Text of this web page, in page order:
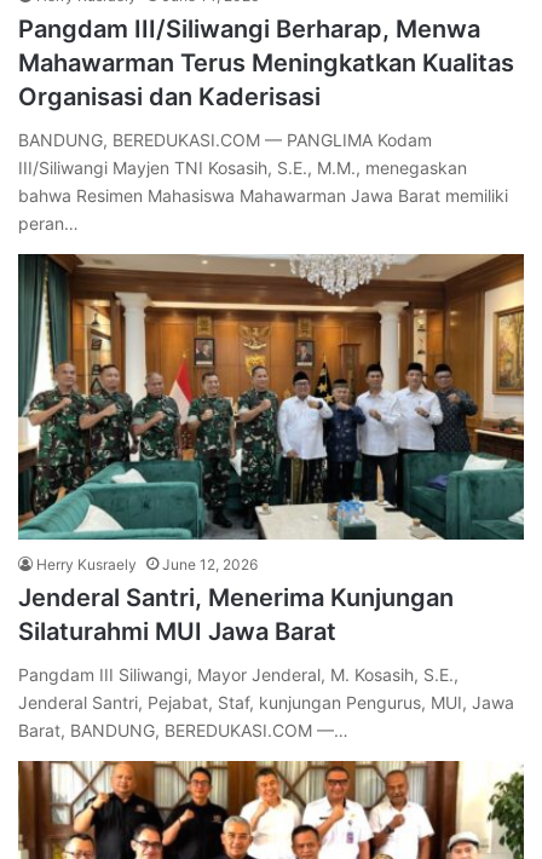
Pangdam III/Siliwangi Berharap, Menwa
Mahawarman Terus Meningkatkan Kualitas
Organisasi dan Kaderisasi
BANDUNG, BEREDUKASI.COM — PANGLIMA Kodam
III/Siliwangi Mayjen TNI Kosasih, S.E., M.M., menegaskan
bahwa Resimen Mahasiswa Mahawarman Jawa Barat memiliki
peran…
Herry Kusraely June 12, 2026
Jenderal Santri, Menerima Kunjungan
Silaturahmi MUI Jawa Barat
Pangdam III Siliwangi, Mayor Jenderal, M. Kosasih, S.E.,
Jenderal Santri, Pejabat, Staf, kunjungan Pengurus, MUI, Jawa
Barat, BANDUNG, BEREDUKASI.COM —…